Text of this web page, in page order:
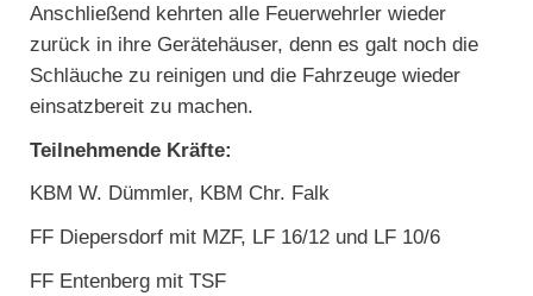
Anschließend kehrten alle Feuerwehrler wieder
zurück in ihre Gerätehäuser, denn es galt noch die
Schläuche zu reinigen und die Fahrzeuge wieder
einsatzbereit zu machen.
Teilnehmende Kräfte:
KBM W. Dümmler, KBM Chr. Falk
FF Diepersdorf mit MZF, LF 16/12 und LF 10/6
FF Entenberg mit TSF